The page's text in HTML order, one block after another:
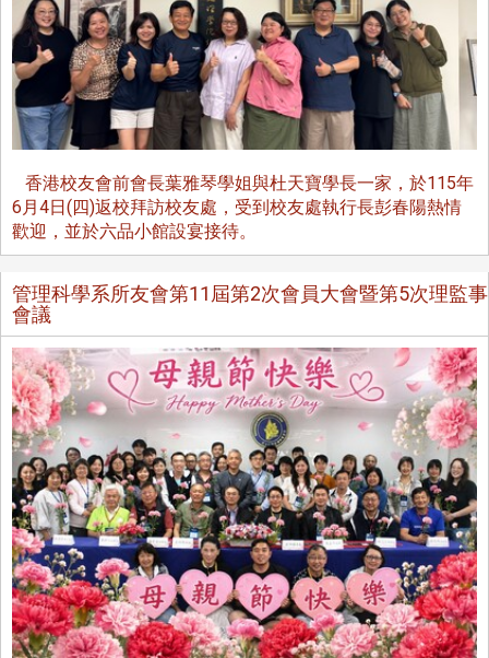
香港校友會前會長葉雅琴學姐與杜天寶學長一家，於115年
6月4日(四)返校拜訪校友處，受到校友處執行長彭春陽熱情
歡迎，並於六品小館設宴接待。
管理科學系所友會第11屆第2次會員大會暨第5次理監事
會議